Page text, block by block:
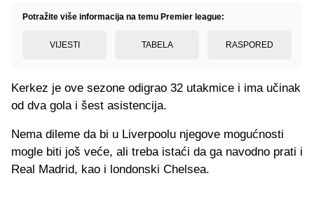
Potražite više informacija na temu Premier league:
VIJESTI TABELA RASPORED
Kerkez je ove sezone odigrao 32 utakmice i ima učinak
od dva gola i šest asistencija.
Nema dileme da bi u Liverpoolu njegove mogućnosti
mogle biti još veće, ali treba istaći da ga navodno prati i
Real Madrid, kao i londonski Chelsea.